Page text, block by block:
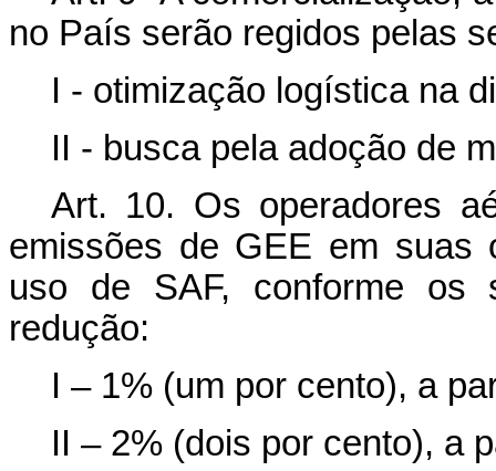
no País serão regidos pelas
I - otimização logística na
II - busca pela adoção de
Art. 10. Os operadores
emissões de GEE em suas
uso de SAF, conforme os
redução:
I – 1% (um por cento), a
II – 2% (dois por cento), a